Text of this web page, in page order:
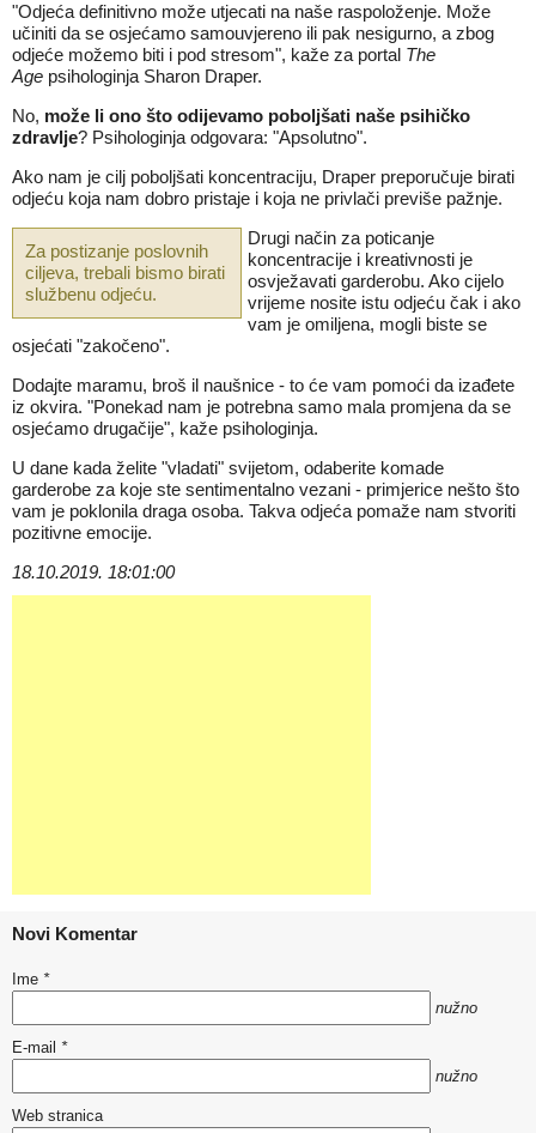
"Odjeća definitivno može utjecati na naše raspoloženje. Može
učiniti da se osjećamo samouvjereno ili pak nesigurno, a zbog
odjeće možemo biti i pod stresom", kaže za portal The
Age psihologinja Sharon Draper.
No, može li ono što odijevamo poboljšati naše psihičko
zdravlje? Psihologinja odgovara: "Apsolutno".
Ako nam je cilj poboljšati koncentraciju, Draper preporučuje birati
odjeću koja nam dobro pristaje i koja ne privlači previše pažnje.
Za postizanje poslovnih
ciljeva, trebali bismo birati
službenu odjeću.
Drugi način za poticanje
koncentracije i kreativnosti je
osvježavati garderobu. Ako cijelo
vrijeme nosite istu odjeću čak i ako
vam je omiljena, mogli biste se
osjećati "zakočeno".
Dodajte maramu, broš il naušnice - to će vam pomoći da izađete
iz okvira. "Ponekad nam je potrebna samo mala promjena da se
osjećamo drugačije", kaže psihologinja.
U dane kada želite "vladati" svijetom, odaberite komade
garderobe za koje ste sentimentalno vezani - primjerice nešto što
vam je poklonila draga osoba. Takva odjeća pomaže nam stvoriti
pozitivne emocije.
18.10.2019. 18:01:00
Novi Komentar
Ime *
nužno
E-mail *
nužno
Web stranica